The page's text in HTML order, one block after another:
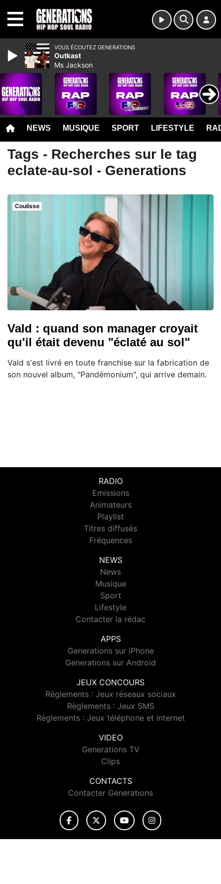
NEWS MUSIQUE SPORT LIFESTYLE
Tags - Recherches sur le tag
eclate-au-sol - Generations
Coulisse
Vald : quand son manager croyait
qu'il était devenu "éclaté au sol"
Vald s'est livré en toute franchise sur la fabrication de
son nouvel album, "Pandémonium", qui arrive demain.
RADIO
Emissions
Animateurs
Playlist
Titres diffusés
Fréquences
NEWS
News
Musique
Sport
Lifestyle
Contacter la rédac
APPS
Generations sur iPhone
Generations sur Android
JEUX CONCOURS
Règlements : Jeux réseaux sociaux
Règlements : Jeux SMS
Règlements : Jeux téléphone et internet
VIDEO
Generations TV
Clips
CONTACTS
Contacter Generations
VOUS ÉCOUTEZ GENERATIONS
Outkast
Ms Jackson